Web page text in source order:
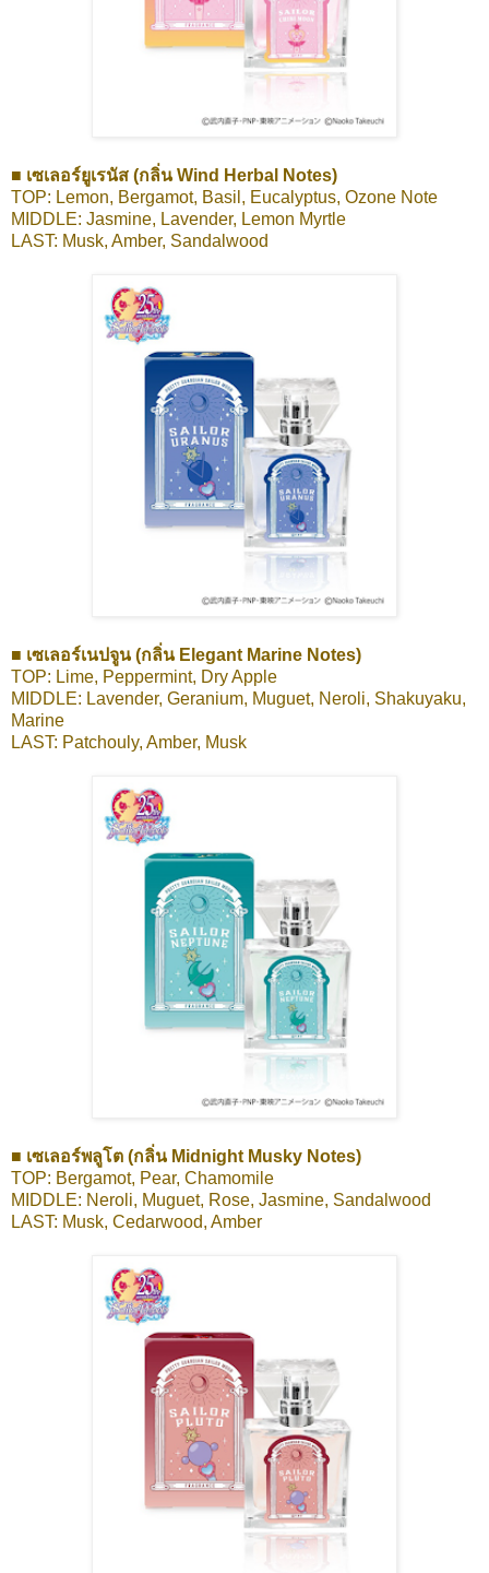
■ เซเลอร์ยูเรนัส (กลิ่น Wind Herbal Notes)
TOP: Lemon, Bergamot, Basil, Eucalyptus, Ozone Note
MIDDLE: Jasmine, Lavender, Lemon Myrtle
LAST: Musk, Amber, Sandalwood
■ เซเลอร์เนปจูน (กลิ่น Elegant Marine Notes)
TOP: Lime, Peppermint, Dry Apple
MIDDLE: Lavender, Geranium, Muguet, Neroli, Shakuyaku,
Marine
LAST: Patchouly, Amber, Musk
■ เซเลอร์พลูโต (กลิ่น Midnight Musky Notes)
TOP: Bergamot, Pear, Chamomile
MIDDLE: Neroli, Muguet, Rose, Jasmine, Sandalwood
LAST: Musk, Cedarwood, Amber